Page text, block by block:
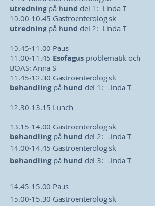
utredningpå hund del 1: Linda T
10.00-10.45 Gastroenterologisk
utredningpå hund del 2: Linda T
10.45-11.00 Paus
11.00-11.45 Esofagus problematik och
BOAS: Anna S
11.45-12.30 Gastroenterologisk
behandlingpå hund del 1: Linda T
12.30-13.15 Lunch
13.15-14.00 Gastroenterologisk
behandlingpå hund del 2: Linda T
14.00-14.45 Gastroenterologisk
behandlingpå hund del 3: Linda T
14.45-15.00 Paus
15.00-15.30 Gastroenterologisk